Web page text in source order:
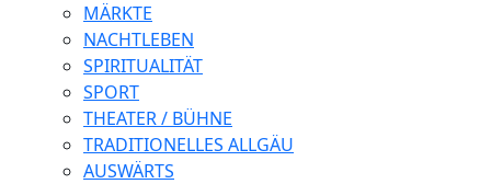
MÄRKTE
NACHTLEBEN
SPIRITUALITÄT
SPORT
THEATER / BÜHNE
TRADITIONELLES ALLGÄU
AUSWÄRTS